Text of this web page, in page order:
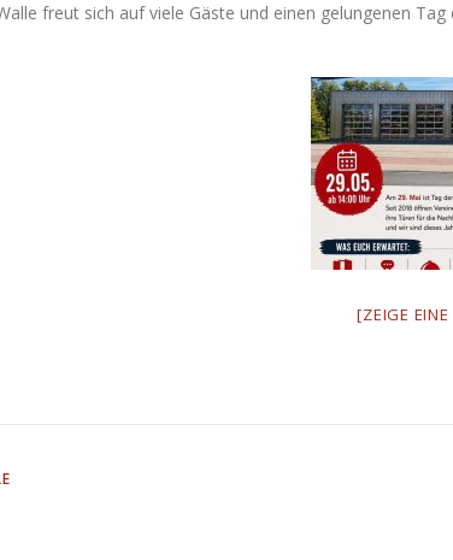
freut sich auf viele Gäste und einen gelungenen Tag
[ZEIGE